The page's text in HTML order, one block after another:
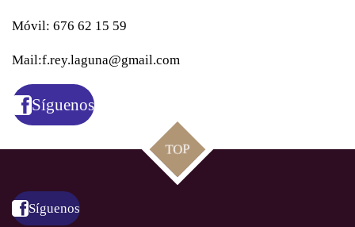
Móvil: 676 62 15 59
Mail:f.rey.laguna@gmail.com
Síguenos
TOP
Síguenos